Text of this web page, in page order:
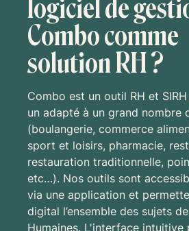
logiciel de
Combo comme
solution RH ?
Combo est un outil RH et
un adapté à un grand nombre
(boulangerie, commerce
sport et loisirs, pharmacie,
restauration traditionnelle,
etc…). Nos outils sont
via une application et
digital l’ensemble des sujets
Humaines. L'interface intuitive